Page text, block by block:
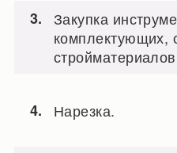
Закупка
комплектующих,
Нарезка.